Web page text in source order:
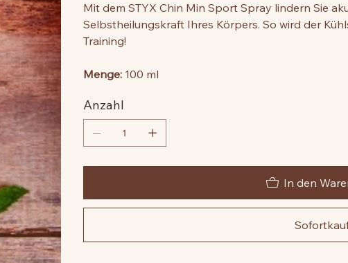
Mit dem STYX Chin Min Sport Spray lindern Sie
Selbstheilungskraft Ihres Körpers. So wird der
Training!
Menge:100 ml
Anzahl
In den